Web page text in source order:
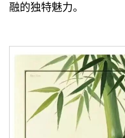
融的独特魅力。